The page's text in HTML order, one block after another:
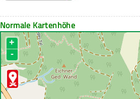
Normale Kartenhöhe
+
-